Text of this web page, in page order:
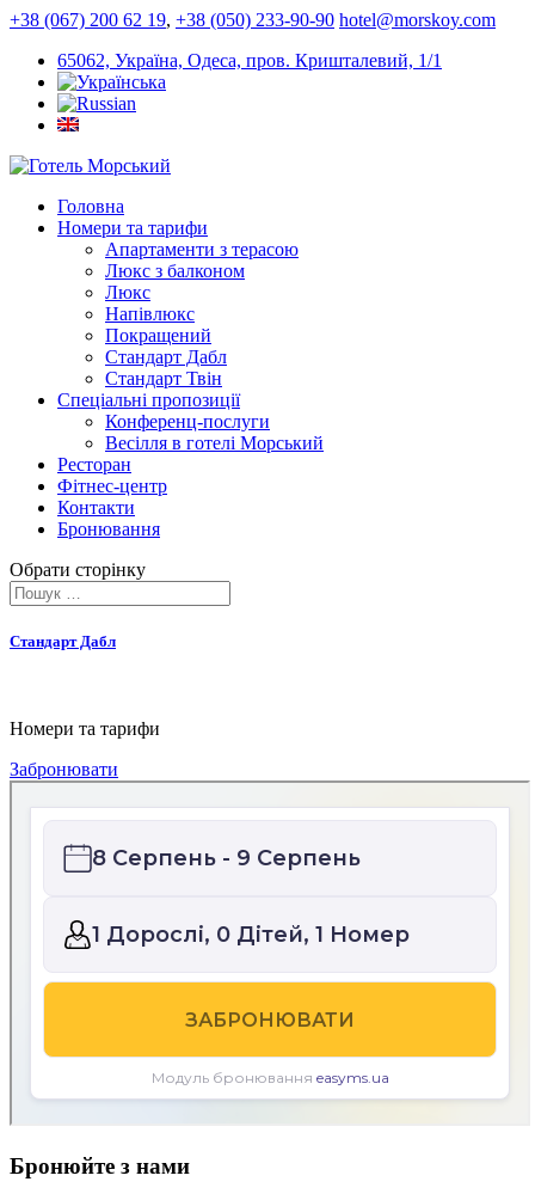
+38 (067) 200 62 19, +38 (050) 233-90-90 hotel@morskoy.com
65062, Україна, Одеса, пров. Кришталевий, 1/1
Головна
Номери та тарифи
Апартаменти з терасою
Люкс з балконом
Люкс
Напівлюкс
Покращений
Стандарт Дабл
Стандарт Твін
Спеціальні пропозиції
Конференц-послуги
Весілля в готелі Морський
Ресторан
Фітнес-центр
Контакти
Бронювання
Обрати сторінку
Стандарт Дабл
Номери та тарифи
Забронювати
Бронюйте з нами